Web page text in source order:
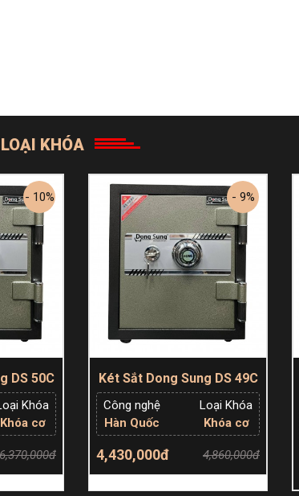
KHÓA
- 10%
DS 50C
Khóa
Khóa cơ
6,370,000đ
- 9%
Két Sắt Dong Sung DS 49C
Công nghệ
Hàn Quốc
Loại Khóa
Khóa cơ
4,430,000đ 4,860,000đ
Thêm giỏ hàng